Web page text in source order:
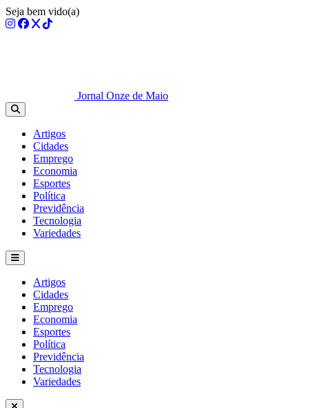
Seja bem vido(a)
Jornal Onze de Maio
Artigos
Cidades
Emprego
Economia
Esportes
Política
Previdência
Tecnologia
Variedades
Artigos
Cidades
Emprego
Economia
Esportes
Política
Previdência
Tecnologia
Variedades